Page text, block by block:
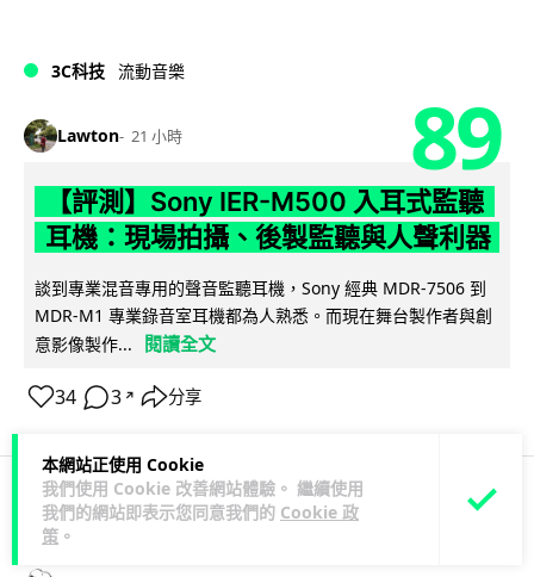
本網站正使用 Cookie
我們使用 Cookie 改善網站體驗。 繼續使用
我們的網站即表示您同意我們的 Cookie 政
策 。
3C科技 流動音樂
Lawton 21 小時 89
【評測】Sony IER-M500 入耳式監聽
耳機：現場拍攝、後製監聽與人聲利器
談到專業混音專用的聲音監聽耳機，Sony 經典 MDR-7506 到
MDR-M1 專業錄音室耳機都為人熟悉。而現在舞台製作者與創
意影像製作...
閱讀全文
34 3 ↗ 分享
科技娛樂 遊戲情報